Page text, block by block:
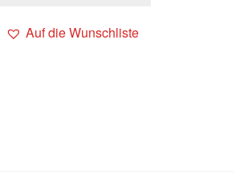
Auf die Wunschliste